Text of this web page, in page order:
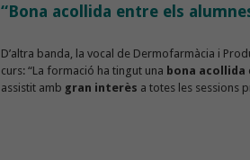
“Bona acollida entre els
D’altra banda, la vocal de Dermofarmàcia i
curs: “La formació ha tingut una bona acollida
assistit amb gran interès a totes les sessions